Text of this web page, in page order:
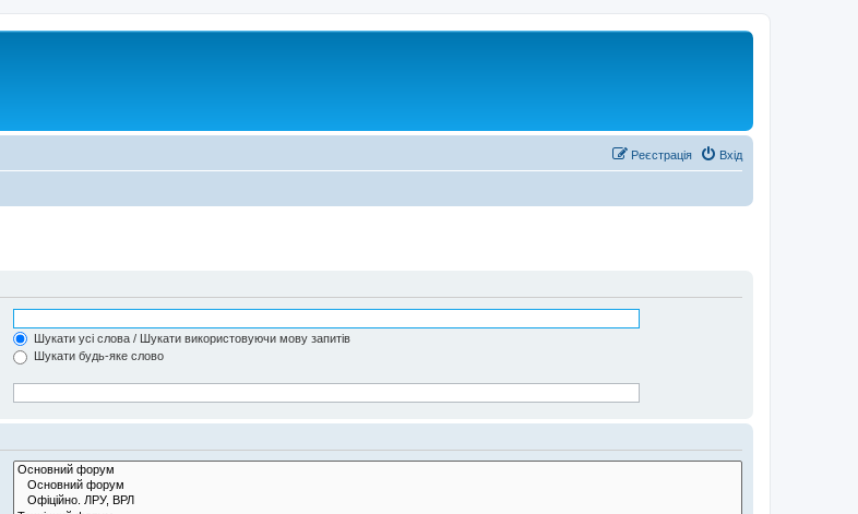
Вхід
Реєстрація
Шукати усі слова / Шукати використовуючи мову запитів
Шукати будь-яке слово